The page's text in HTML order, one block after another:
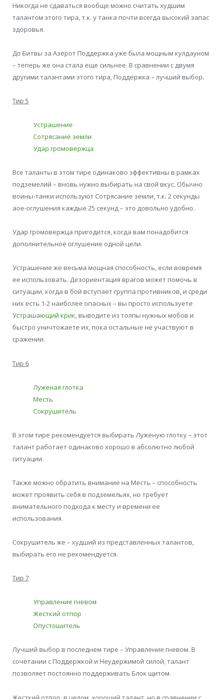
Никогда не сдаваться вообще можно считать худшим
талантом этого тира, т.к. у танка почти всегда высокий запас
здоровья.
До Битвы за Азерот Поддержка уже была мощным кулдауном
– теперь же она стала еще сильнее. В сравнении с двумя
другими талантами этого тира, Поддержка – лучший выбор.
Тир 5
Устрашение
Сотрясание земли
Удар громовержца
Все таланты в этом тире одинаково эффективны в рамках
подземелий – вновь нужно выбирать на свой вкус. Обычно
воины-танки используют Сотрясание земли, т.к. 2 секунды
аое-оглушения каждые 25 секунд – это довольно удобно.
Удар громовержца пригодится, когда вам понадобится
дополнительное оглушение одной цели.
Устрашение же весьма мощная способность, если вовремя
ее использовать. Дезориентация врагов может помочь в
ситуации, когда в бой вступает группа противников, и среди
них есть 1-2 наиболее опасных – вы просто используете
Устрашающий крик, выводите из толпы нужных мобов и
быстро уничтожаете их, пока остальные не участвуют в
сражении.
Тир 6
Луженая глотка
Месть
Сокрушитель
В этом тире рекомендуется выбирать Луженую глотку – этот
талант работает одинаково хорошо в абсолютно любой
ситуации.
Также можно обратить внимание на Месть – способность
может проявить себя в подземельях, но требует
внимательного подхода к месту и времени ее
использования.
Сокрушитель же – худший из представленных талантов,
выбирать его не рекомендуется.
Тир 7
Управление гневом
Жесткий отпор
Опустошитель
Лучший выбор в последнем тире – Управление гневом. В
сочетании с Поддержкой и Неудержимой силой, талант
позволяет постоянно поддерживать Блок щитом.